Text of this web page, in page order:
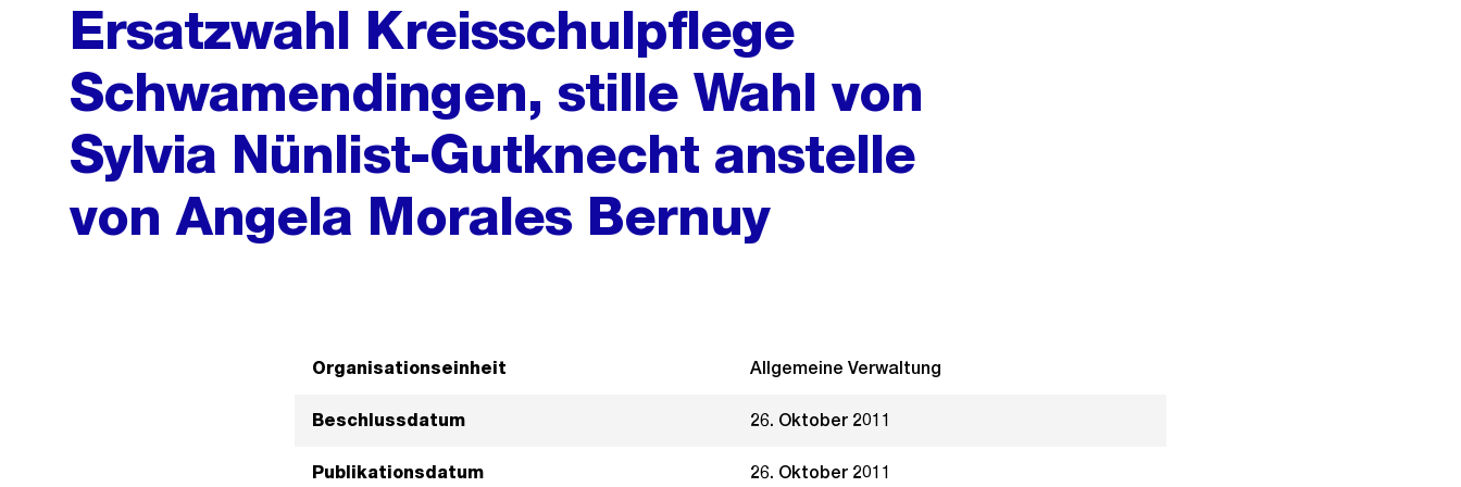
Ersatzwahl Kreisschulpflege
Schwamendingen, stille Wahl von
Sylvia Nünlist-Gutknecht anstelle
von Angela Morales Bernuy
Organisationseinheit Allgemeine Verwaltung
Beschlussdatum 26. Oktober 2011
Publikationsdatum 26. Oktober 2011